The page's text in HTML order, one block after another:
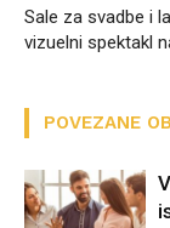
Sale za svadbe i
vizuelni spektakl
POVEZANE